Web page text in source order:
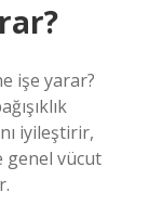
işe yarar?
iyileştirir,
genel vücut